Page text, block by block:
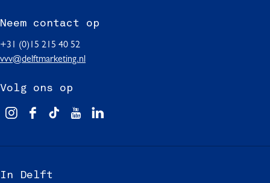
Neem contact op
+31 (0)15 215 40 52
vvv@delftmarketing.nl
Volg ons op
V
s
t
F
c
b
T
k
Y
u
L
n
In Delft